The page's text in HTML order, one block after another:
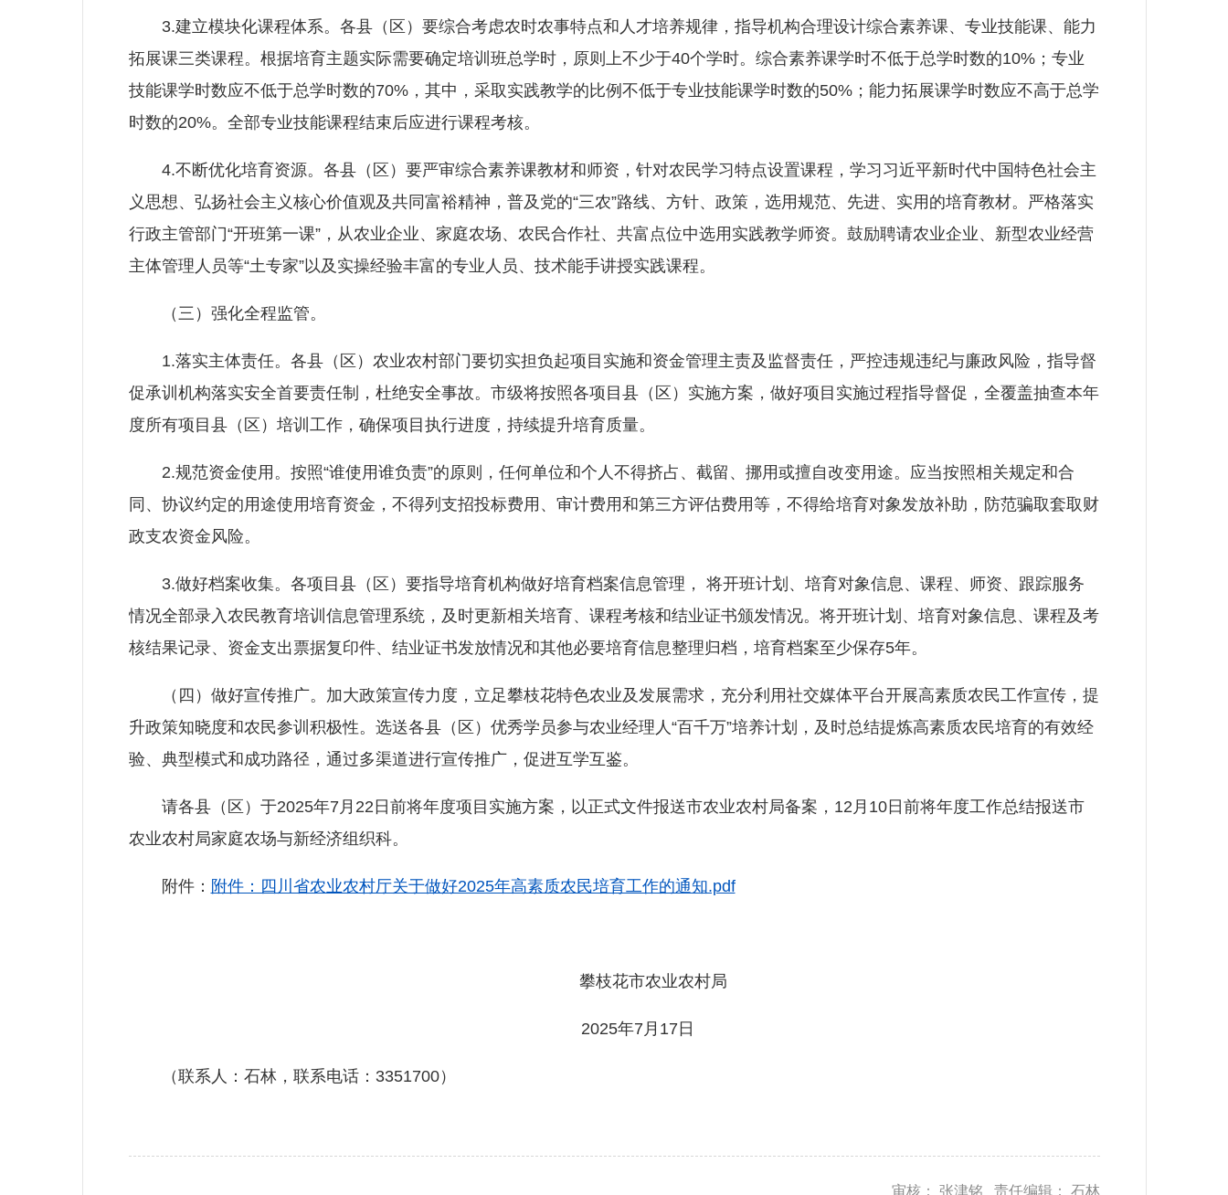
3.建立模块化课程体系。各县（区）要综合考虑农时农事特点和人才培养规律，指导机构合理设计综合素养课、专业技能课、能力
拓展课三类课程。根据培育主题实际需要确定培训班总学时，原则上不少于40个学时。综合素养课学时不低于总学时数的10%；专业
技能课学时数应不低于总学时数的70%，其中，采取实践教学的比例不低于专业技能课学时数的50%；能力拓展课学时数应不高于总学
时数的20%。全部专业技能课程结束后应进行课程考核。
4.不断优化培育资源。各县（区）要严审综合素养课教材和师资，针对农民学习特点设置课程，学习习近平新时代中国特色社会主
义思想、弘扬社会主义核心价值观及共同富裕精神，普及党的“三农”路线、方针、政策，选用规范、先进、实用的培育教材。严格落实
行政主管部门“开班第一课”，从农业企业、家庭农场、农民合作社、共富点位中选用实践教学师资。鼓励聘请农业企业、新型农业经营
主体管理人员等“土专家”以及实操经验丰富的专业人员、技术能手讲授实践课程。
（三）强化全程监管。
1.落实主体责任。各县（区）农业农村部门要切实担负起项目实施和资金管理主责及监督责任，严控违规违纪与廉政风险，指导督
促承训机构落实安全首要责任制，杜绝安全事故。市级将按照各项目县（区）实施方案，做好项目实施过程指导督促，全覆盖抽查本年
度所有项目县（区）培训工作，确保项目执行进度，持续提升培育质量。
2.规范资金使用。按照“谁使用谁负责”的原则，任何单位和个人不得挤占、截留、挪用或擅自改变用途。应当按照相关规定和合
同、协议约定的用途使用培育资金，不得列支招投标费用、审计费用和第三方评估费用等，不得给培育对象发放补助，防范骗取套取财
政支农资金风险。
3.做好档案收集。各项目县（区）要指导培育机构做好培育档案信息管理， 将开班计划、培育对象信息、课程、师资、跟踪服务
情况全部录入农民教育培训信息管理系统，及时更新相关培育、课程考核和结业证书颁发情况。将开班计划、培育对象信息、课程及考
核结果记录、资金支出票据复印件、结业证书发放情况和其他必要培育信息整理归档，培育档案至少保存5年。
（四）做好宣传推广。加大政策宣传力度，立足攀枝花特色农业及发展需求，充分利用社交媒体平台开展高素质农民工作宣传，提
升政策知晓度和农民参训积极性。选送各县（区）优秀学员参与农业经理人“百千万”培养计划，及时总结提炼高素质农民培育的有效经
验、典型模式和成功路径，通过多渠道进行宣传推广，促进互学互鉴。
请各县（区）于2025年7月22日前将年度项目实施方案，以正式文件报送市农业农村局备案，12月10日前将年度工作总结报送市
农业农村局家庭农场与新经济组织科。
附件： 附件：四川省农业农村厅关于做好2025年高素质农民培育工作的通知.pdf
攀枝花市农业农村局
2025年7月17日
（联系人：石林，联系电话：3351700）
审核： 张津铭 责任编辑： 石林